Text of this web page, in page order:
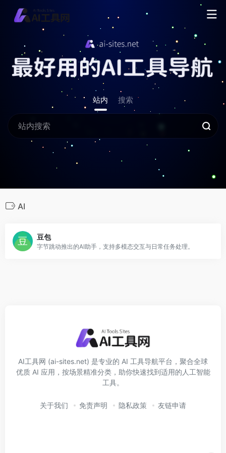
站内 搜索
AI
豆包
字节跳动推出的AI助手，支持多模态交互与日常任务处理。
AI工具网 (ai-sites.net) 是专业的 AI 工具导航平台，聚合全球
优质 AI 应用，按场景精准分类，助你快速找到适用的人工智能
工具。
关于我们 免责声明 隐私政策 友链申请